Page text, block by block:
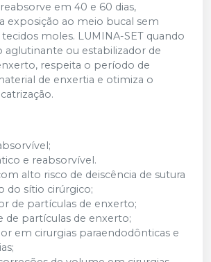
em 40 e 60 dias,
exposição ao meio bucal sem
moles. LUMINA-SET quando
aglutinante ou estabilizador de
respeita o período de
de enxertia e otimiza o
e reabsorvível.
alto risco de deiscência de sutura
do sítio cirúrgico;
de partículas de enxerto;
de partículas de enxerto;
em cirurgias paraendodônticas e